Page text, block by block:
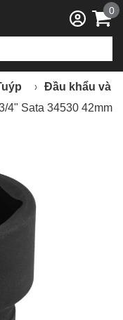
0
Đầu khẩu và
4" Sata 34530 42mm